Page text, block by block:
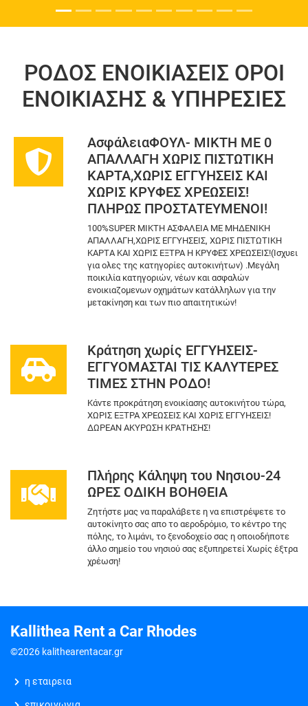
ΡΌΔΟΣ ΕΝΟΙΚΙΆΣΕΙΣ ΌΡΟΙ
ΕΝΟΙΚΊΑΣΗΣ & ΥΠΗΡΕΣΊΕΣ
ΑσφάλειαΦΟΥΛ- ΜΙΚΤΗ ΜΕ 0
ΑΠΑΛΛΑΓΗ ΧΩΡΙΣ ΠΙΣΤΩΤΙΚΗ
ΚΑΡΤΑ,ΧΩΡΙΣ ΕΓΓΥΗΣΕΙΣ ΚΑΙ
ΧΩΡΙΣ ΚΡΥΦΕΣ ΧΡΕΩΣΕΙΣ!
ΠΛΗΡΩΣ ΠΡΟΣΤΑΤΕΥΜΕΝΟΙ!
100%SUPER ΜΙΚΤΗ ΑΣΦΑΛΕΙΑ ΜΕ ΜΗΔΕΝΙΚΗ
ΑΠΑΛΛΑΓΗ,ΧΩΡΙΣ ΕΓΓΥΗΣΕΙΣ, ΧΩΡΙΣ ΠΙΣΤΩΤΙΚΗ
ΚΑΡΤΑ ΚΑΙ ΧΩΡΙΣ ΕΞΤΡΑ Η ΚΡΥΦΕΣ ΧΡΕΩΣΕΙΣ!(Ισχυει
για ολες της κατηγορίες αυτοκινήτων) .Μεγάλη
ποικιλία κατηγοριών, νέων και ασφαλών
ενοικιαζομενων οχημάτων κατάλληλων για την
μετακίνηση και των πιο απαιτητικών!
Κράτηση χωρίς ΕΓΓΥΗΣΕΙΣ-
ΕΓΓΥΟΜΑΣΤΑΙ ΤΙΣ ΚΑΛΥΤΕΡΕΣ
ΤΙΜΕΣ ΣΤΗΝ ΡΟΔΟ!
Κάντε προκράτηση ενοικίασης αυτοκινήτου τώρα,
ΧΩΡΙΣ ΕΞΤΡΑ ΧΡΕΩΣΕΙΣ ΚΑΙ ΧΩΡΙΣ ΕΓΓΥΗΣΕΙΣ!
ΔΩΡΕΑΝ ΑΚΥΡΩΣΗ ΚΡΑΤΗΣΗΣ!
Πλήρης Κάληψη του Νησιου-24
ΩΡΕΣ ΟΔΙΚΗ ΒΟΗΘΕΙΑ
Ζητήστε μας να παραλάβετε η να επιστρέψετε το
αυτοκίνητο σας απο το αεροδρόμιο, το κέντρο της
πόλης, το λιμάνι, το ξενοδοχείο σας η οποιοδήποτε
άλλο σημείο του νησιού σας εξυπηρετεί Χωρίς έξτρα
χρέωση!
Kallithea Rent a Car Rhodes
©2026 kalithearentacar.gr
η εταιρεια